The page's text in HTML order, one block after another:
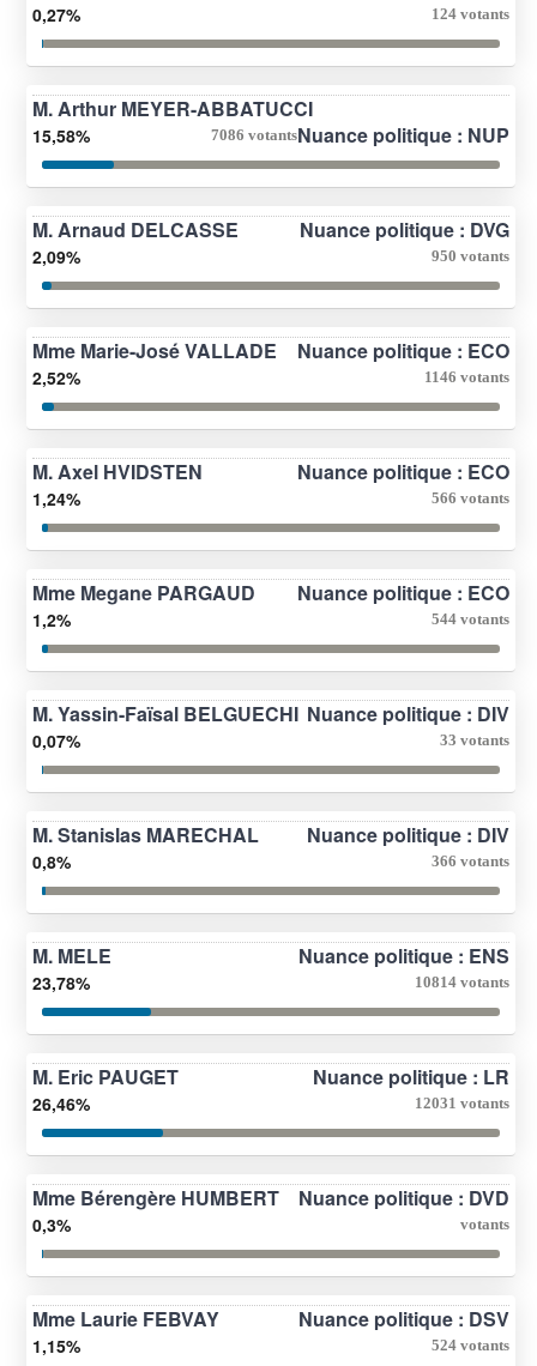
0,27% 124 votants
M. Arthur MEYER-ABBATUCCI
Nuance politique : NUP
15,58% 7086 votants
M. Arnaud DELCASSE Nuance politique : DVG
2,09% 950 votants
Mme Marie-José VALLADE Nuance politique : ECO
2,52% 1146 votants
M. Axel HVIDSTEN Nuance politique : ECO
1,24% 566 votants
Mme Megane PARGAUD Nuance politique : ECO
1,2% 544 votants
M. Yassin-Faïsal BELGUECHI Nuance politique : DIV
0,07% 33 votants
M. Stanislas MARECHAL Nuance politique : DIV
0,8% 366 votants
M. MELE Nuance politique : ENS
23,78% 10814 votants
M. Eric PAUGET Nuance politique : LR
26,46% 12031 votants
Mme Bérengère HUMBERT Nuance politique : DVD
0,3% votants
Mme Laurie FEBVAY Nuance politique : DSV
1,15% 524 votants